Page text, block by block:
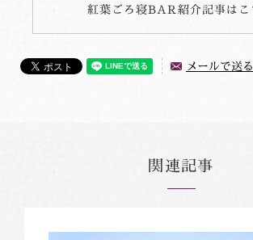
紅葉ごろ寝BAR紹介記事はこ
メールで送る
関連記事